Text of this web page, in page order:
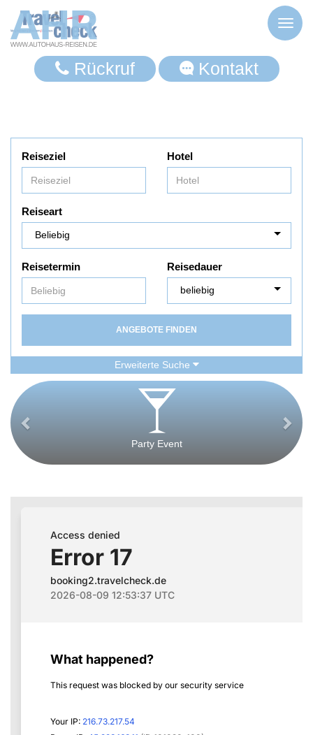
Toggle
Rückruf Kontakt
Reiseziel Hotel
Reiseart
Reisetermin Reisedauer
ANGEBOTE FINDEN
Erweiterte Suche
Party Event